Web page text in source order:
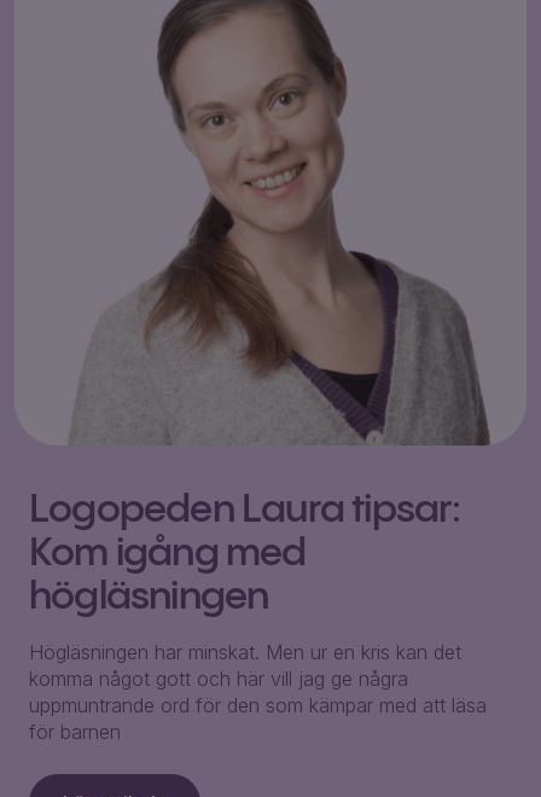
Logopeden Laura tipsar:
Kom igång med
högläsningen
Högläsningen har minskat. Men ur en kris kan det
komma något gott och här vill jag ge några
uppmuntrande ord för den som kämpar med att läsa
för barnen